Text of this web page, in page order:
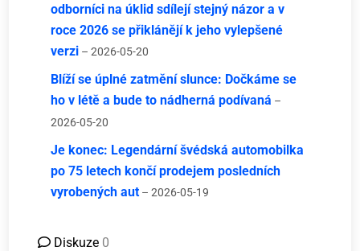
odborníci na úklid sdílejí stejný názor a v
roce 2026 se přiklánějí k jeho vylepšené
verzi – 2026-05-20
Blíží se úplné zatmění slunce: Dočkáme se
ho v létě a bude to nádherná podívaná –
2026-05-20
Je konec: Legendární švédská automobilka
po 75 letech končí prodejem posledních
vyrobených aut – 2026-05-19
Diskuze 0